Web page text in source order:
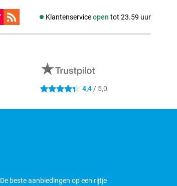
Klantenserviceopen tot 23.59 uur
4.4 sterren 4,4 / 5,0
De beste aanbiedingen op een rijtje